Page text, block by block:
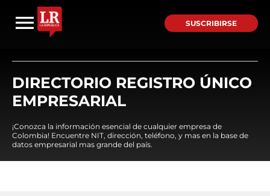
SUSCRIBIRSE
DIRECTORIO REGISTRO ÚNICO
EMPRESARIAL
¡Conozca la información esencial de cualquier empresa de
Colombia! Encuentre NIT, dirección, teléfono, y mas en la base de
datos empresarial mas grande del país.